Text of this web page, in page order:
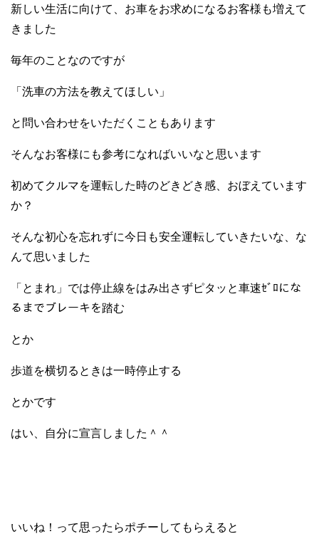
新しい生活に向けて、お車をお求めになるお客様も増えて
きました
毎年のことなのですが
「洗車の方法を教えてほしい」
と問い合わせをいただくこともあります
そんなお客様にも参考になればいいなと思います
初めてクルマを運転した時のどきどき感、おぼえています
か？
そんな初心を忘れずに今日も安全運転していきたいな、な
んて思いました
「とまれ」では停止線をはみ出さずピタッと車速ｾﾞﾛにな
るまでブレーキを踏む
とか
歩道を横切るときは一時停止する
とかです
はい、自分に宣言しました＾＾
いいね！って思ったらポチーしてもらえると